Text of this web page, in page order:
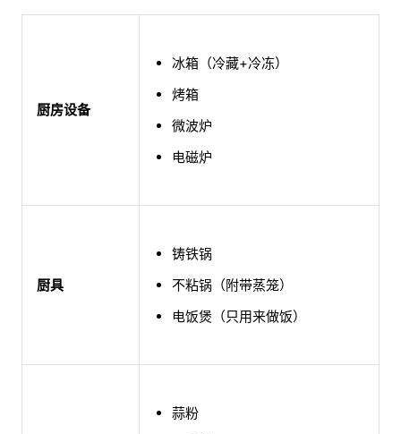
厨房设备
冰箱（冷藏+冷冻）
烤箱
微波炉
电磁炉
厨具
铸铁锅
不粘锅（附带蒸笼）
电饭煲（只用来做饭）
蒜粉